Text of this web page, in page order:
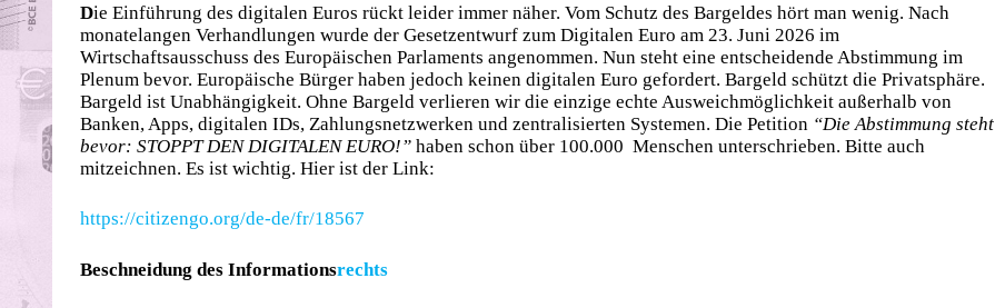
Die Einführung des digitalen Euros rückt leider immer näher. Vom Schutz des Bargeldes hört man wenig. Nach
monatelangen Verhandlungen wurde der Gesetzentwurf zum Digitalen Euro am 23. Juni 2026 im
Wirtschaftsausschuss des Europäischen Parlaments angenommen. Nun steht eine entscheidende Abstimmung im
Plenum bevor. Europäische Bürger haben jedoch keinen digitalen Euro gefordert. Bargeld schützt die Privatsphäre.
Bargeld ist Unabhängigkeit. Ohne Bargeld verlieren wir die einzige echte Ausweichmöglichkeit außerhalb von
Banken, Apps, digitalen IDs, Zahlungsnetzwerken und zentralisierten Systemen. Die Petition “Die Abstimmung steht
bevor: STOPPT DEN DIGITALEN EURO!” haben schon über 100.000 Menschen unterschrieben. Bitte auch
mitzeichnen. Es ist wichtig. Hier ist der Link:
https://citizengo.org/de-de/fr/18567
Beschneidung des Informationsrechts